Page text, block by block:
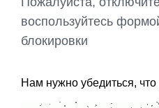
воспользуйтесь
блокировки
Нам нужно убедиться,